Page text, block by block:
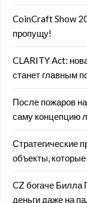
CoinCraft Show
пропущу!
CLARITY Act:
станет главным
После пожаров
саму концепцию
Стратегические
объекты, которые
CZ богаче Билла
деньги даже на